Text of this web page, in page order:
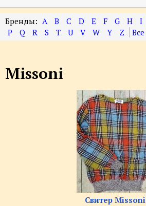
A B C D E F G H I
P
Q R S T U V W Y Z
Missoni
Свитер Missoni